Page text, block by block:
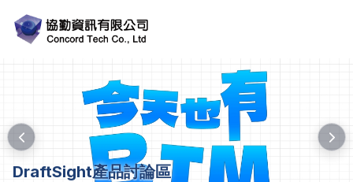
DraftSight產品討論區